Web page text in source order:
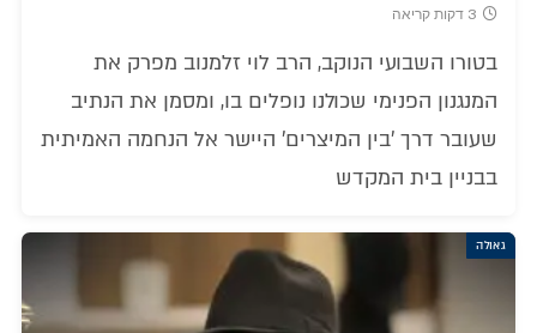
3 דקות קריאה
בטורו השבועי הנוקב, הרב לוי זלמנוב מפרק את
המנגנון הפנימי שכולנו נופלים בו, ומסמן את הנתיב
שעובר דרך 'בין המיצרים' היישר אל הנחמה האמיתית
בבניין בית המקדש
גאולה